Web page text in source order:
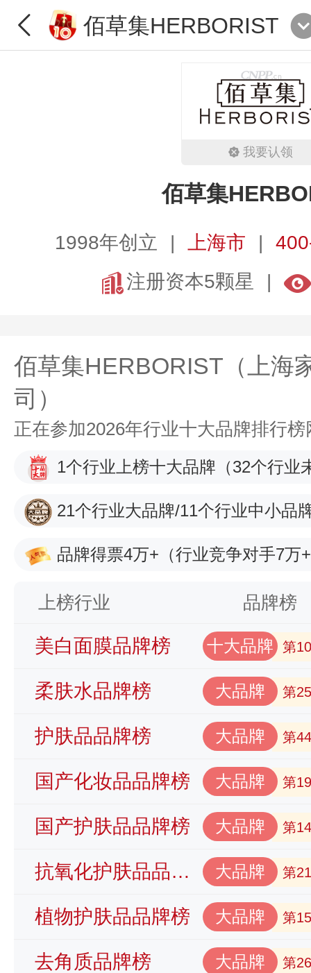
佰草集HERBORIST
我要认领
佰草集
1998年创立 上海市
注册资本5颗星
佰草集HERBORIST（上海
司）
正在参加2026年行业十大品牌排行
1个行业上榜十大品牌 （32个行业
21个行业大品牌/11个行业中小品
品牌得票4万+ （行业竞争对手7万
上榜行业 品牌榜
美白面膜品牌榜 十大品牌 第
柔肤水品牌榜 大品牌 第
护肤品品牌榜 大品牌 第
国产化妆品品牌榜 大品牌 第
国产护肤品品牌榜 大品牌 第
抗氧化护肤品品牌榜 大品牌 第
植物护肤品品牌榜 大品牌 第
去角质品牌榜 大品牌 第